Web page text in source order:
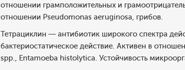
отношении грамположительных и
отношении Pseudomonas aeruginosa, грибов.
Тетрациклин — антибиотик широкого спектра
бактериостатическое действие. Активен в
spp., Entamoeba histolytica. Устойчивость